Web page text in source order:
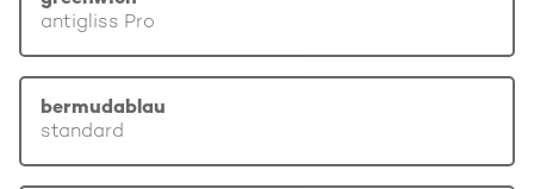
antigliss Pro
bermudablau
standard